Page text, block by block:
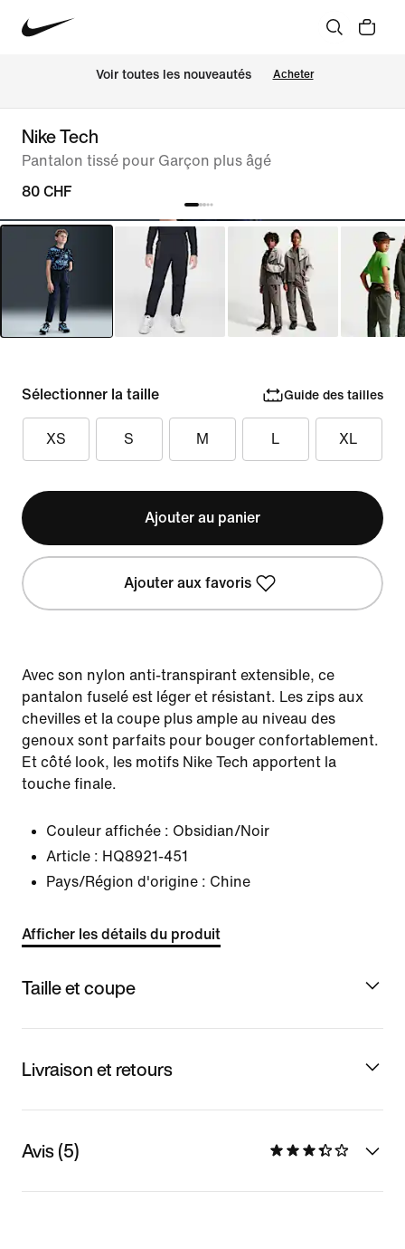
Voir toutes les nouveautés Acheter
Nike Tech
Pantalon tissé pour Garçon plus âgé
80 CHF
Sélectionner la taille Guide des tailles
XS S M L XL
Ajouter au panier
Ajouter aux favoris
Avec son nylon anti-transpirant extensible, ce
pantalon fuselé est léger et résistant. Les zips aux
chevilles et la coupe plus ample au niveau des
genoux sont parfaits pour bouger confortablement.
Et côté look, les motifs Nike Tech apportent la
touche finale.
Couleur affichée : Obsidian/Noir
Article : HQ8921-451
Pays/Région d'origine : Chine
Afficher les détails du produit
Taille et coupe
Livraison et retours
Avis (5)